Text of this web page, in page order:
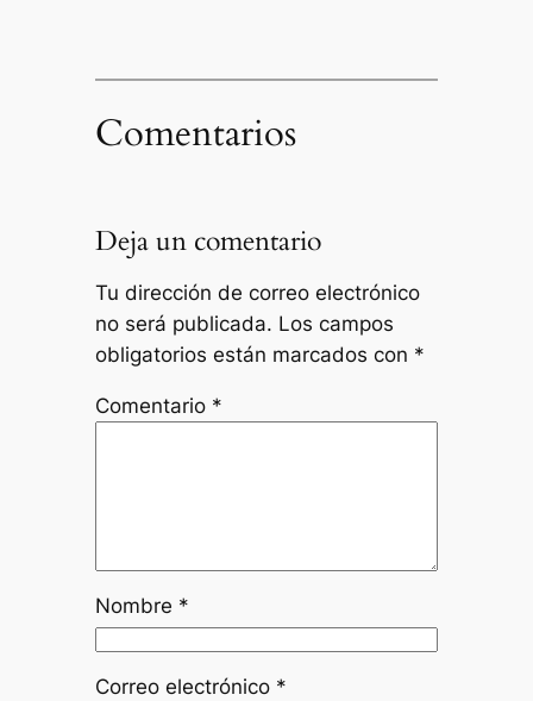
Comentarios
Deja un comentario
Tu dirección de correo electrónico
no será publicada. Los campos
obligatorios están marcados con *
Comentario *
Nombre *
Correo electrónico *